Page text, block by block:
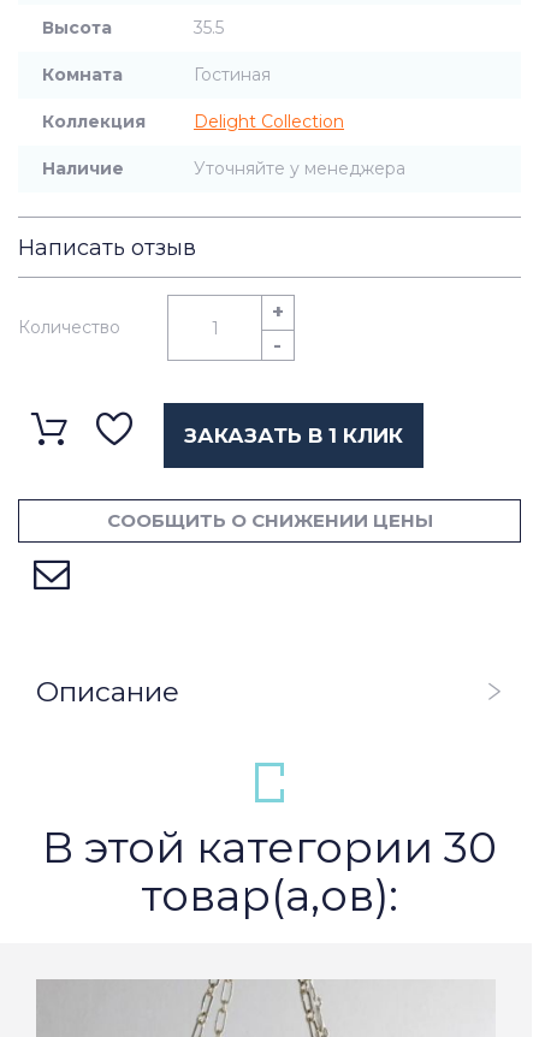
Высота 35.5
Комната Гостиная
Коллекция Delight Collection
Наличие Уточняйте у менеджера
Написать отзыв
Количество
+
-
ЗАКАЗАТЬ В 1 КЛИК
СООБЩИТЬ О СНИЖЕНИИ ЦЕНЫ
Описание
В этой категории 30
товар(а,ов):